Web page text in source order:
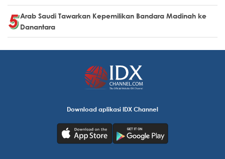
Arab Saudi Tawarkan Kepemilikan Bandara Madinah ke
Danantara
Download aplikasi IDX Channel